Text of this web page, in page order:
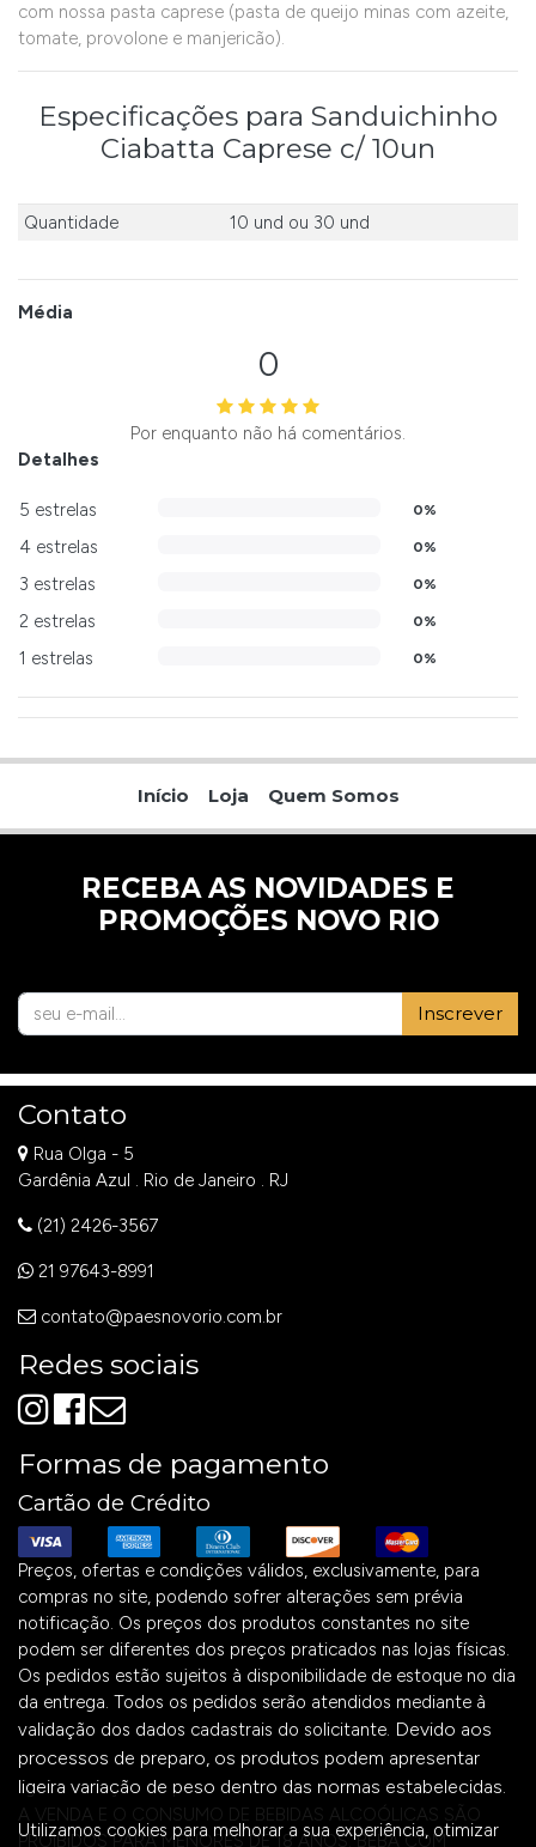
com nossa pasta caprese (pasta de queijo minas com azeite,
tomate, provolone e manjericão).
Especificações para Sanduichinho
Ciabatta Caprese c/ 10un
Quantidade 10 und ou 30 und
Média
0
Por enquanto não há comentários.
Detalhes
5 estrelas 0%
4 estrelas 0%
3 estrelas 0%
2 estrelas 0%
1 estrelas 0%
Início Loja Quem Somos
RECEBA AS NOVIDADES E
PROMOÇÕES NOVO RIO
Inscrever
Contato
Rua Olga - 5
Gardênia Azul . Rio de Janeiro . RJ
(21) 2426-3567
21 97643-8991
contato@paesnovorio.com.br
Redes sociais
Formas de pagamento
Cartão de Crédito
Preços, ofertas e condições válidos, exclusivamente, para
compras no site, podendo sofrer alterações sem prévia
notificação. Os preços dos produtos constantes no site
podem ser diferentes dos preços praticados nas lojas físicas.
Os pedidos estão sujeitos à disponibilidade de estoque no dia
da entrega. Todos os pedidos serão atendidos mediante à
validação dos dados cadastrais do solicitante. Devido aos
processos de preparo, os produtos podem apresentar
ligeira variação de peso dentro das normas estabelecidas.
A VENDA E O CONSUMO DE BEBIDAS ALCOÓLICAS SÃO
PROIBIDOS PARA MENORES DE 18 ANOS. BEBA COM
Utilizamos cookies para melhorar a sua experiência, otimizar